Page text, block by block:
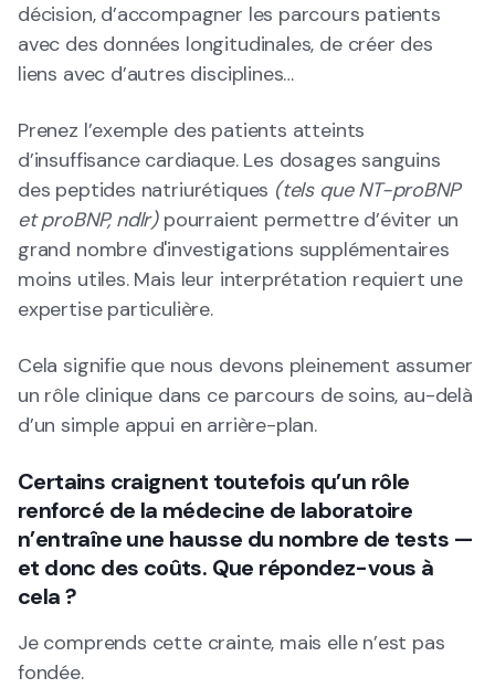
décision, d’accompagner les parcours patients
avec des données longitudinales, de créer des
liens avec d’autres disciplines…
Prenez l’exemple des patients atteints
d’insuffisance cardiaque. Les dosages sanguins
des peptides natriurétiques (tels que NT-proBNP
et proBNP, ndlr)pourraient permettre d’éviter un
grand nombre d'investigations supplémentaires
moins utiles. Mais leur interprétation requiert une
expertise particulière.
Cela signifie que nous devons pleinement assumer
un rôle clinique dans ce parcours de soins, au-delà
d’un simple appui en arrière-plan.
Certains craignent toutefois qu’un rôle
renforcé de la médecine de laboratoire
n’entraîne une hausse du nombre de tests —
et donc des coûts. Que répondez-vous à
cela ?
Je comprends cette crainte, mais elle n’est pas
fondée.